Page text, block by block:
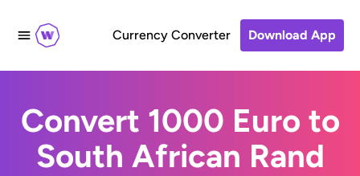
Currency Converter Download App
Convert 1000 Euro to
South African Rand